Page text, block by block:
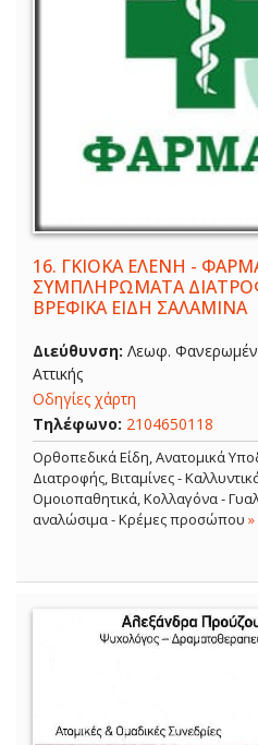
16. ΓΚΙΟΚΑ ΕΛΕΝΗ -
ΣΥΜΠΛΗΡΩΜΑΤΑ
ΒΡΕΦΙΚΑ ΕΙΔΗ ΣΑΛΑΜΙΝΑ
Διεύθυνση: Λεωφ.
Αττικής
Οδηγίες χάρτη
Τηλέφωνο: 2104650118
Ορθοπεδικά Είδη, Ανατομικά
Διατροφής, Βιταμίνες -
Ομοιοπαθητικά, Κολλαγόνα -
αναλώσιμα - Κρέμες προσώπου